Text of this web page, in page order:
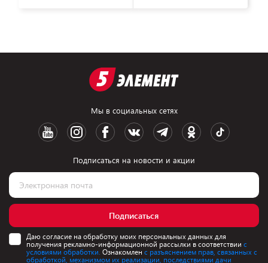
Мы в социальных сетях
Подписаться на новости и акции
Подписаться
Даю согласие на обработку моих персональных данных для
получения рекламно-информационной рассылки в соответствии с
условиями обработки. Ознакомлен с разъяснением прав, связанных с
обработкой, механизмом их реализации, последствиями дачи